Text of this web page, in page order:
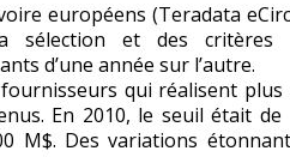
européens (Teradata
sélection et des critères
d’une année sur l’autre.
qui réalisent plus
En 2010, le seuil était de
M$. Des variations